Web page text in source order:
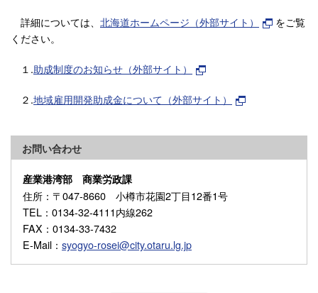
詳細については、 北海道ホームページ（外部サイト）
をご覧
ください。
１.助成制度のお知らせ（外部サイト）
２.地域雇用開発助成金について（外部サイト）
お問い合わせ
産業港湾部 商業労政課
住所 ：〒047-8660 小樽市花園2丁目12番1号
TEL ：0134-32-4111内線262
FAX ：0134-33-7432
E-Mail ： syogyo-rosei@city.otaru.lg.jp